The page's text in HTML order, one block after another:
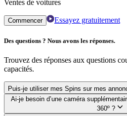
Ventes de voitures
Commencer Essayez gratuitement
Des questions ? Nous avons les réponses.
Trouvez des réponses aux questions
capacités.
Puis-je utiliser mes Spins sur mes
Ai-je besoin d’une caméra
360º ?